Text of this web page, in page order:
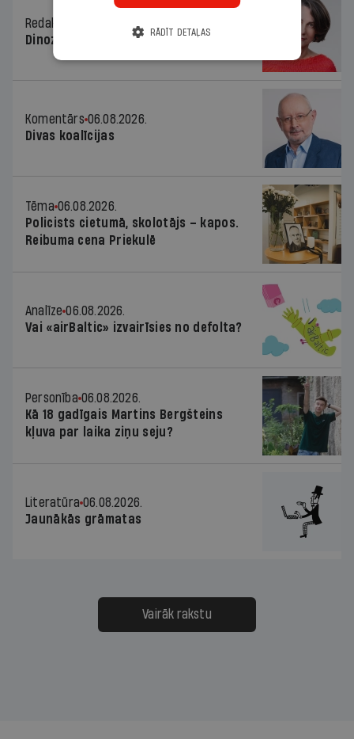
Redaktores sleja
06.08.2026.
Dinozaura triks
Komentārs 06.08.2026.
Divas koalīcijas
Tēma 06.08.2026.
Policists cietumā, skolotājs – kapos.
Reibuma cena Priekulē
Analīze 06.08.2026.
Vai «airBaltic» izvairīsies no defolta?
Personība 06.08.2026.
Kā 18 gadīgais Martins Bergšteins
kļuva par laika ziņu seju?
Literatūra 06.08.2026.
Jaunākās grāmatas
Vairāk rakstu
RĀDĪT DETAĻAS